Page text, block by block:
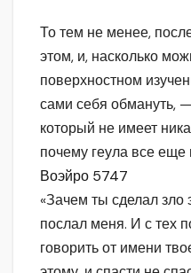
То тем не менее,
этом, и, насколько
поверхностном
сами себя обмануть,
который не имеет
почему геула все
Воэйро 5747
«Зачем ты сделал зло
послал меня. И с тех
говорить от имени